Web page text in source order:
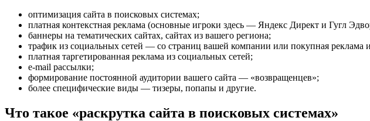
оптимизация сайта в поисковых системах;
платная контекстная реклама (основные игроки здесь — Яндекс Директ и Гугл
баннеры на тематических сайтах, сайтах из вашего региона;
трафик из социальных сетей — со страниц вашей компании или покупная реклама
платная таргетированная реклама из социальных сетей;
e-mail рассылки;
формирование постоянной аудитории вашего сайта — «возвращенцев»;
более специфические виды — тизеры, попапы и другие.
Что такое «раскрутка сайта в поисковых системах»